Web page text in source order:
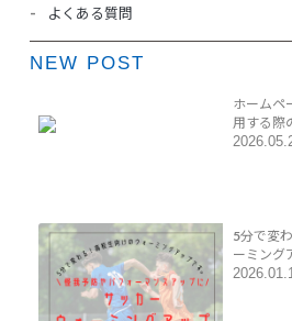
よくある質問
NEW POST
ホームペ
用する際
5分で変
ーミング